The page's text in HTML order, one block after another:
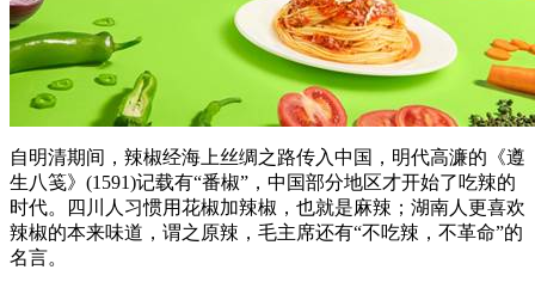
自明清期间，辣椒经海上丝绸之路传入中国，明代高濂的《遵
生八笺》(1591)记载有“番椒”，中国部分地区才开始了吃辣的
时代。四川人习惯用花椒加辣椒，也就是麻辣；湖南人更喜欢
辣椒的本来味道，谓之原辣，毛主席还有“不吃辣，不革命”的
名言。